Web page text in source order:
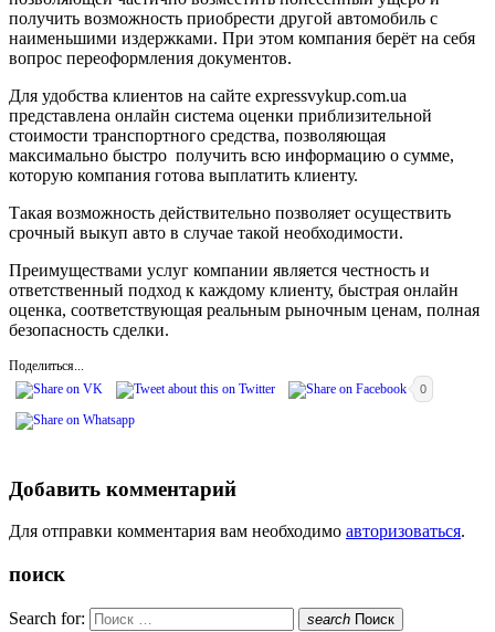
получить возможность приобрести другой автомобиль с
наименьшими издержками. При этом компания берёт на себя
вопрос переоформления документов.
Для удобства клиентов на сайте expressvykup.com.ua
представлена онлайн система оценки приблизительной
стоимости транспортного средства, позволяющая
максимально быстро получить всю информацию о сумме,
которую компания готова выплатить клиенту.
Такая возможность действительно позволяет осуществить
срочный выкуп авто в случае такой необходимости.
Преимуществами услуг компании является честность и
ответственный подход к каждому клиенту, быстрая онлайн
оценка, соответствующая реальным рыночным ценам, полная
безопасность сделки.
Поделиться...
0
Добавить комментарий
Для отправки комментария вам необходимо авторизоваться.
поиск
Search for: search Поиск